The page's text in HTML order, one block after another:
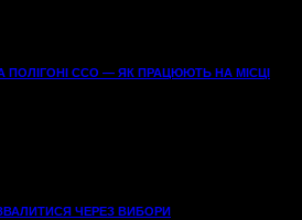
ПОЛІГОНІ ССО — ЯК ПРАЦЮЮТЬ НА МІСЦІ
ЧЕРЕЗ ВИБОРИ